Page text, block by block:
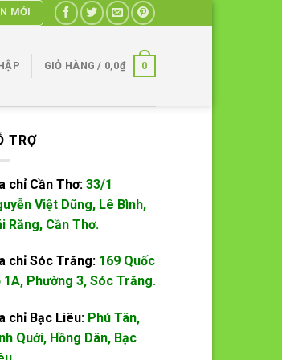
MỚI
GIỎ HÀNG / 0,0₫ 0
TRỢ
chỉ Cần Thơ: 33/1
Việt Dũng, Lê Bình,
Răng, Cần Thơ.
chỉ Sóc Trăng: 169 Quốc
1A, Phường 3, Sóc Trăng.
chỉ Bạc Liêu: Phú Tân,
Quới, Hồng Dân, Bạc